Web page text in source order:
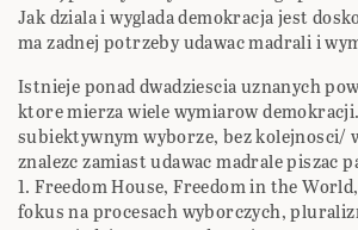
Jak dziala i wyglada demokracja jest
ma zadnej potrzeby udawac madrali i
Istnieje ponad dwadziescia uznanych
ktore mierza wiele wymiarow
subiektywnym wyborze, bez kolejnosci/
znalezc zamiast udawac madrale piszac
1. Freedom House, Freedom in the World,
fokus na procesach wyborczych,